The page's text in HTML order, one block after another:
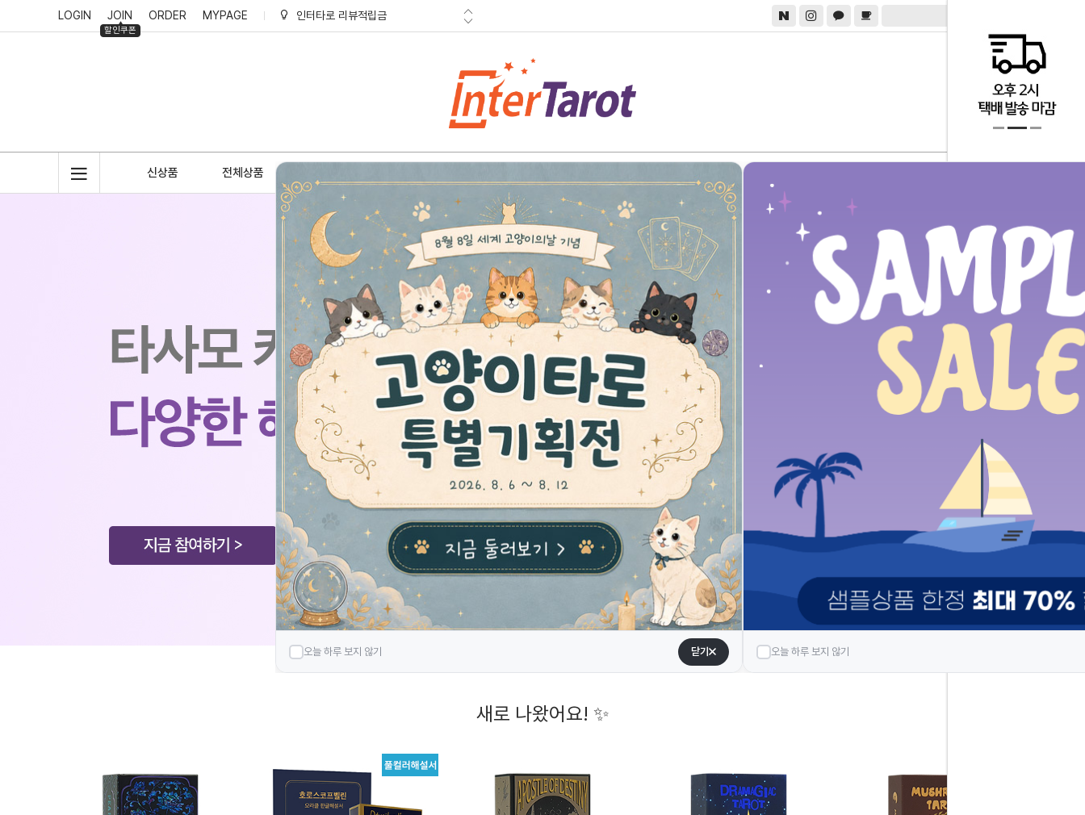
LOGIN JOIN
할인쿠폰
ORDER MYPAGE
인터타로 리뷰적립금
신상품 전체상품 테마별
대량구매 입점문의
CUSTOMER
1:1 실시간 채팅상담
상담시간 : 11:00~16:00
점심시간 : 13:00~14:00
※오프라인 매장은
운영하고 있지 않으며,
방문구매 불가능합니다.※
우리 : 1005-102-218059
예금주 : (주)헤스티아
TODAY VIEW
새로 나왔어요! ✨
오늘 하루 보지 않기
오늘 하루 보지 않기 닫기